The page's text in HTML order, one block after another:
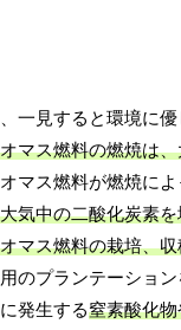
一見すると環境に
マス燃料の燃焼は
マス燃料が燃焼に
気中の二酸化炭素
マス燃料の栽培、
のプランテーション
発生する窒素酸化